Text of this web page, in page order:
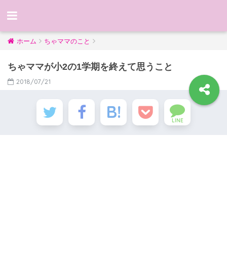
ホーム ちゃママのこと
ちゃママが小2の1学期を終えて思うこと
2018/07/21
LINE